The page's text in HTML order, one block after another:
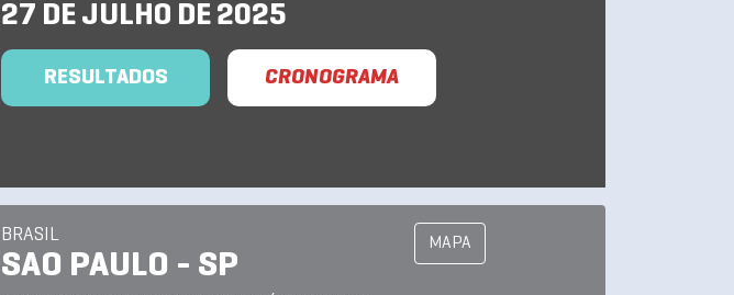
27 DE JULHO DE 2025
RESULTADOS CRONOGRAMA
BRASIL
SAO PAULO - SP
MAPA